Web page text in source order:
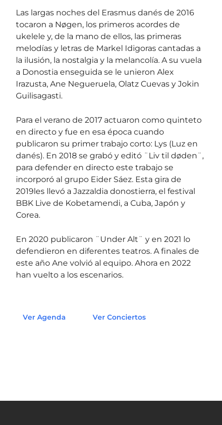
Las largas noches del Erasmus danés de 2016
tocaron a Nøgen, los primeros acordes de
ukelele y, de la mano de ellos, las primeras
melodías y letras de Markel Idigoras cantadas a
la ilusión, la nostalgia y la melancolía. A su vuela
a Donostia enseguida se le unieron Alex
Irazusta, Ane Negueruela, Olatz Cuevas y Jokin
Guilisagasti.
Para el verano de 2017 actuaron como quinteto
en directo y fue en esa época cuando
publicaron su primer trabajo corto: Lys (Luz en
danés). En 2018 se grabó y editó ¨Liv til døden¨,
para defender en directo este trabajo se
incorporó al grupo Eider Sáez. Esta gira de
2019les llevó a Jazzaldia donostierra, el festival
BBK Live de Kobetamendi, a Cuba, Japón y
Corea.
En 2020 publicaron ¨Under Alt¨ y en 2021 lo
defendieron en diferentes teatros. A finales de
este año Ane volvió al equipo. Ahora en 2022
han vuelto a los escenarios.
Ver Agenda Ver Conciertos